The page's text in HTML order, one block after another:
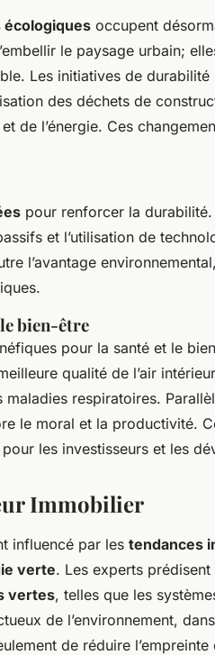
écologiques occupent
le paysage urbain;
Les initiatives de durabilité
des déchets de
de l’énergie. Ces
pour renforcer la durabilité.
et l’utilisation de
l’avantage
bien-être
pour la santé et le
qualité de l’air
respiratoires.
le moral et la productivité.
les investisseurs et les
Immobilier
influencé par les tendances
verte. Les experts prédisent
vertes, telles que les
de l’environnement,
de réduire